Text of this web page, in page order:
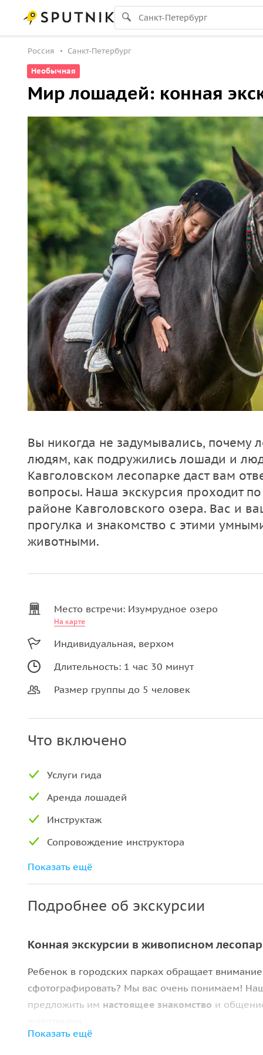
Россия
Санкт-Петербург
Необычная
Мир лошадей: конная
Вы никогда не задумывались, почему
людям, как подружились лошади и
Кавголовском лесопарке даст вам
вопросы. Наша экскурсия проходит
районе Кавголовского озера. Вас и
прогулка и знакомство с этими
животными.
Место встречи: Изумрудное озеро
На карте
Индивидуальная, верхом
Длительность: 1 час 30 минут
Размер группы до 5 человек
Что включено
Услуги гида
Аренда лошадей
Инструктаж
Сопровождение инструктора
Аренда аудиооборудования
Показать ещё
Подробнее об экскурсии
Конная экскурсии в живописном
Ребенок в городских парках обращает
сфотографировать? Мы вас очень понимаем!
предложить им настоящее знакомство и
Показать ещё